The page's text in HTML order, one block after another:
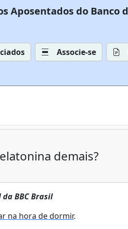
Aposentados do Banco
Associe-se
demais?
BBC Brasil
na hora de dormir.